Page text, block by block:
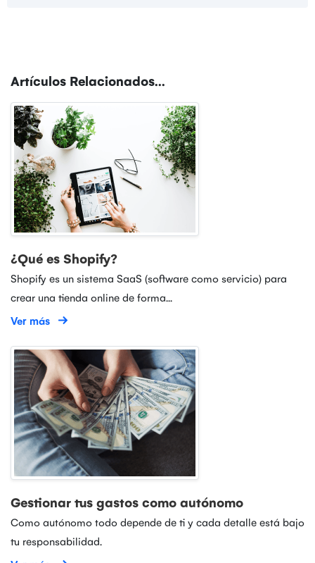
Artículos Relacionados...
¿Qué es Shopify?
Shopify es un sistema SaaS (software como servicio) para
crear una tienda online de forma...
Ver más
Gestionar tus gastos como autónomo
Como autónomo todo depende de ti y cada detalle está bajo
tu responsabilidad.